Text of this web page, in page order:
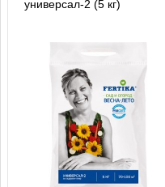
универсал-2 (5 кг)